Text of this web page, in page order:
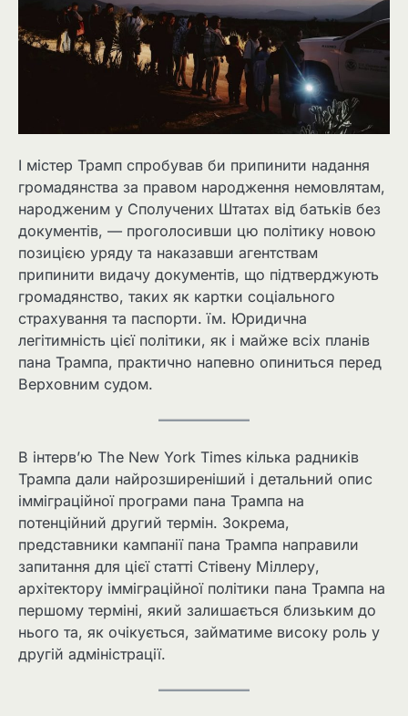
І містер Трамп спробував би припинити надання
громадянства за правом народження немовлятам,
народженим у Сполучених Штатах від батьків без
документів, — проголосивши цю політику новою
позицією уряду та наказавши агентствам
припинити видачу документів, що підтверджують
громадянство, таких як картки соціального
страхування та паспорти. їм. Юридична
легітимність цієї політики, як і майже всіх планів
пана Трампа, практично напевно опиниться перед
Верховним судом.
В інтерв’ю The New York Times кілька радників
Трампа дали найрозширеніший і детальний опис
імміграційної програми пана Трампа на
потенційний другий термін. Зокрема,
представники кампанії пана Трампа направили
запитання для цієї статті Стівену Міллеру,
архітектору імміграційної політики пана Трампа на
першому терміні, який залишається близьким до
нього та, як очікується, займатиме високу роль у
другій адміністрації.